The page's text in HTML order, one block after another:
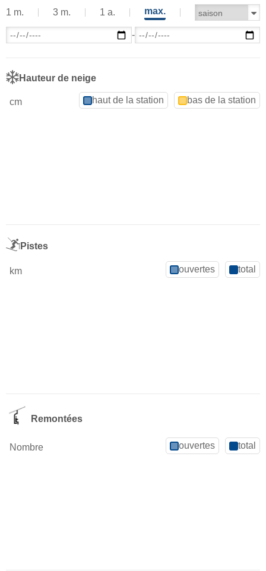
1 m. 3 m. 1 a. max.
-
Hauteur de neige
cm haut de la station bas de la station
Pistes
km ouvertes total
Remontées
Nombre ouvertes total